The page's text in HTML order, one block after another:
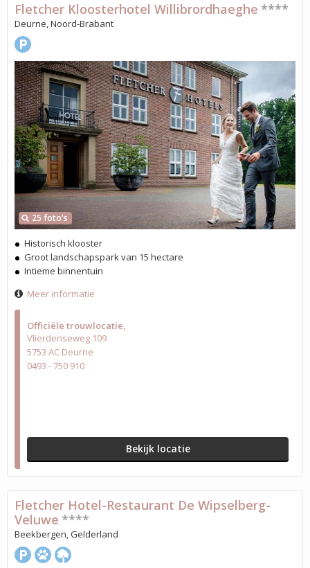
Officiële trouwlocatie
Vlierdenseweg 109
5753 AC Deurne
0493 - 750 910
Bekijk locatie
25 foto's
Fletcher Kloosterhotel Willibrordhaeghe ****
Deurne, Noord-Brabant
Historisch klooster
Groot landschapspark van 15 hectare
Intieme binnentuin
Meer informatie
Fletcher Hotel-Restaurant De Wipselberg-
Veluwe ****
Beekbergen, Gelderland